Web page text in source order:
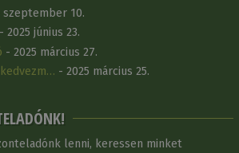
szeptember 10.
- 2025 június 23.
- 2025 március 27.
- 2025 március 25.
lenni, keressen minket